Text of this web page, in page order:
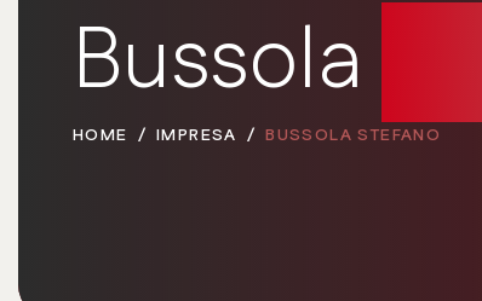
Bussola
HOME IMPRESA BUSSOLA STEFANO